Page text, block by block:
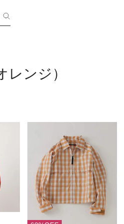
ンジ）